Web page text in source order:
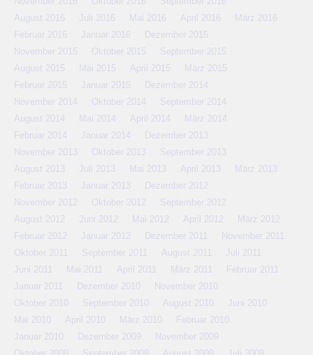
August 2016
Juli 2016 Mai 2016 April 2016
März 2016
Februar 2016
Januar 2016
Dezember 2015
November 2015
Oktober 2015
September 2015
August 2015
Mai 2015 April 2015
März 2015
Februar 2015
Januar 2015
Dezember 2014
November 2014
Oktober 2014
September 2014
August 2014
Mai 2014 April 2014
März 2014
Februar 2014
Januar 2014
Dezember 2013
November 2013
Oktober 2013
September 2013
August 2013
Juli 2013 Mai 2013 April 2013
März 2013
Februar 2013
Januar 2013
Dezember 2012
November 2012
Oktober 2012
September 2012
August 2012
Juni 2012 Mai 2012 April 2012
März 2012
Februar 2012
Januar 2012 Dezember 2011
November 2011
Oktober 2011
September 2011 August 2011
Juli 2011
Juni 2011
Mai 2011 April 2011 März 2011
Februar 2011
Januar 2011
Dezember 2010
November 2010
Oktober 2010
September 2010 August 2010
Juni 2010
Mai 2010
April 2010 März 2010
Februar 2010
Januar 2010
Dezember 2009
November 2009